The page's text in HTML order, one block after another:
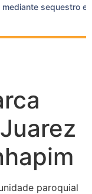
sequestro em
paroquial